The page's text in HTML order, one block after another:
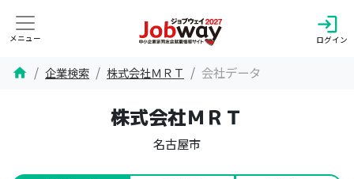
メニュー
login
ログイン
home 企業検索 株式会社ＭＲＴ 会社データ
株式会社ＭＲＴ
名古屋市